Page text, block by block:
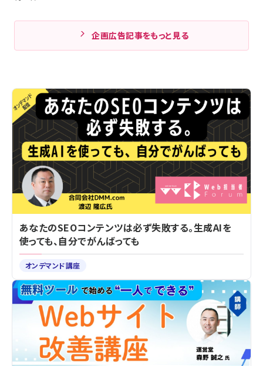
企画広告記事をもっと見る
あなたのSEOコンテンツは必ず失敗する。生成AIを
使っても、自分でがんばっても
オンデマンド講座